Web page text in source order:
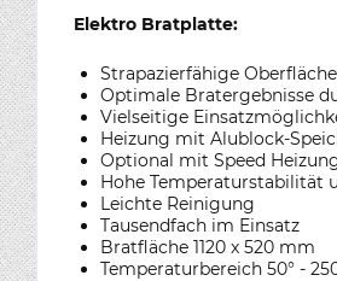
Elektro Bratplatte:
Strapazierfähige
Optimale Bratergebnisse
Vielseitige
Heizung mit Alublock-
Optional mit Speed
Hohe Temperaturstabilität
Leichte Reinigung
Tausendfach im Einsatz
Bratfläche 1120 x 520 mm
Temperaturbereich 50° -